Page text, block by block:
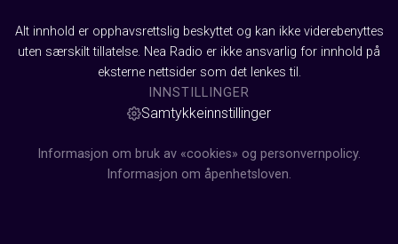
Alt innhold er opphavsrettslig beskyttet og kan ikke viderebenyttes
uten særskilt tillatelse. Nea Radio er ikke ansvarlig for innhold på
eksterne nettsider som det lenkes til.
INNSTILLINGER
Samtykkeinnstillinger
Informasjon om bruk av «cookies» og personvernpolicy.
Informasjon om åpenhetsloven.